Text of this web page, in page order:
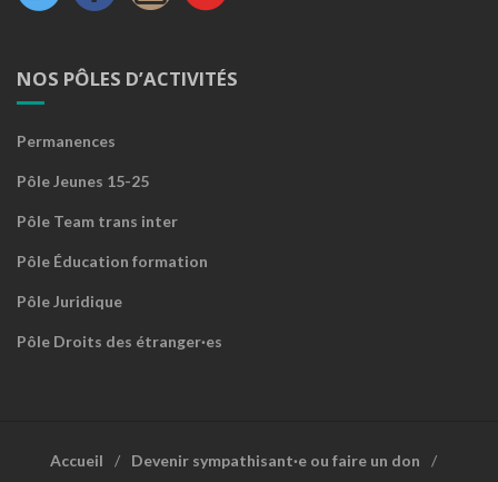
NOS PÔLES D’ACTIVITÉS
Permanences
Pôle Jeunes 15-25
Pôle Team trans inter
Pôle Éducation formation
Pôle Juridique
Pôle Droits des étranger·es
Accueil Devenir sympathisant·e ou faire un don